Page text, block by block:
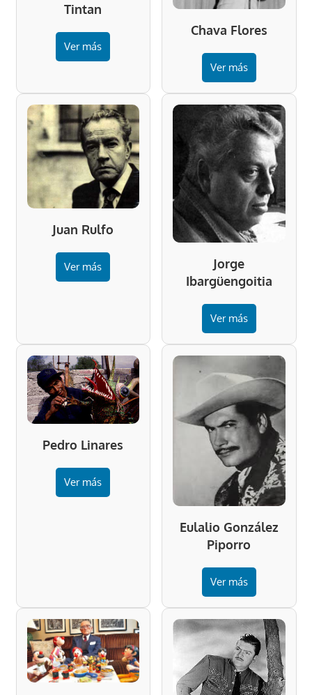
Tintan
Ver más
Chava Flores
Ver más
Juan Rulfo
Ver más
Jorge
Ibargüengoitia
Ver más
Pedro Linares
Ver más
Eulalio González
Piporro
Ver más